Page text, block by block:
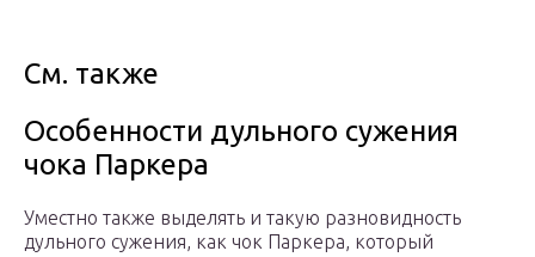
См. также
Особенности дульного сужения
чока Паркера
Уместно также выделять и такую разновидность
дульного сужения, как чок Паркера, который